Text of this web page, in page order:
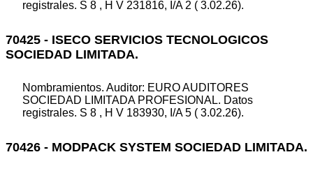
registrales. S 8 , H V 231816, I/A 2 ( 3.02.26).
70425 - ISECO SERVICIOS TECNOLOGICOS
SOCIEDAD LIMITADA.
Nombramientos. Auditor: EURO AUDITORES
SOCIEDAD LIMITADA PROFESIONAL. Datos
registrales. S 8 , H V 183930, I/A 5 ( 3.02.26).
70426 - MODPACK SYSTEM SOCIEDAD LIMITADA.